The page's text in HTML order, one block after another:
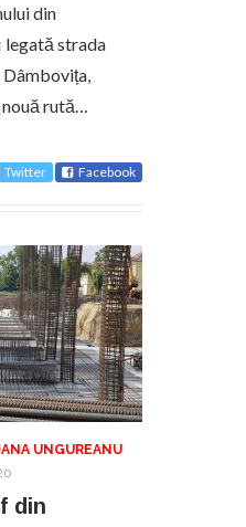
din
legată strada
nouă rută…
Twitter Facebook
UNGUREANU
din